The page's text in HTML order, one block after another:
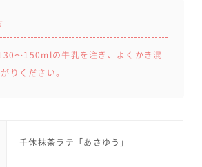
〜150mlの牛乳を注ぎ、よくかき混
りください。
千休抹茶ラテ「あさゆう」